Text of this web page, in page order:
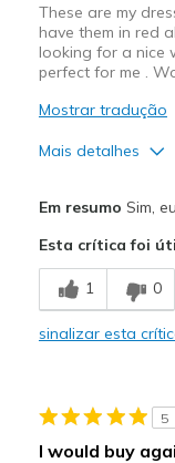
These are my
have them in red
looking for a nice
perfect for me .
Mostrar tradução
Mais detalhes
Comfortable
Stylish
Going Out
Em resumo Sim,
Esta crítica foi
1 0
sinalizar esta
5
I would buy